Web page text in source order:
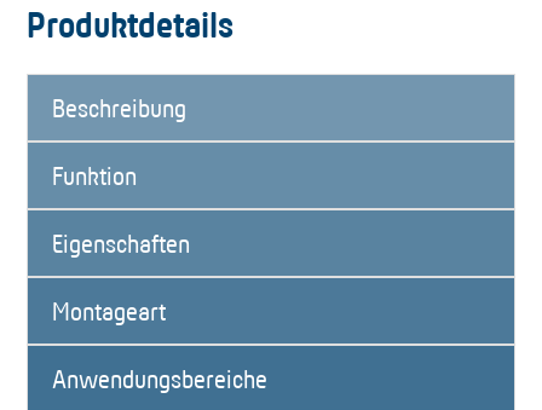
Produktdetails
Beschreibung
Funktion
Eigenschaften
Montageart
Anwendungsbereiche